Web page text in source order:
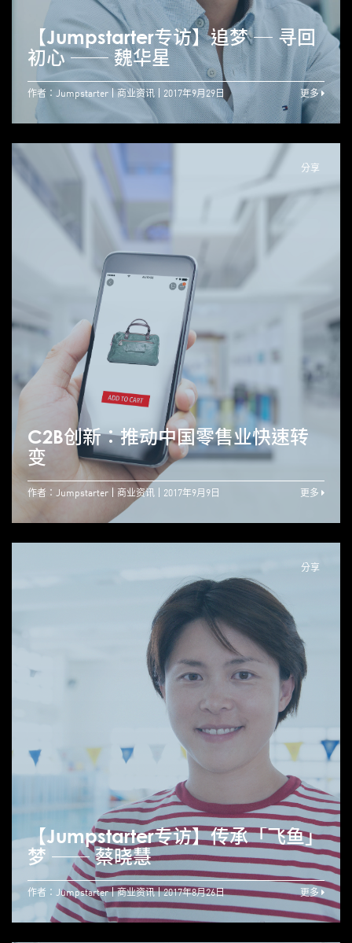
【Jumpstarter专访】追梦 ─ 寻回
初心 ── 魏华星
作者：Jumpstarter 商业资讯 2017年9月29日 更多
分享
C2B创新：推动中国零售业快速转
变
作者：Jumpstarter 商业资讯 2017年9月9日 更多
分享
【Jumpstarter专访】传承「飞鱼」
梦 ── 蔡晓慧
作者：Jumpstarter 商业资讯 2017年8月26日 更多